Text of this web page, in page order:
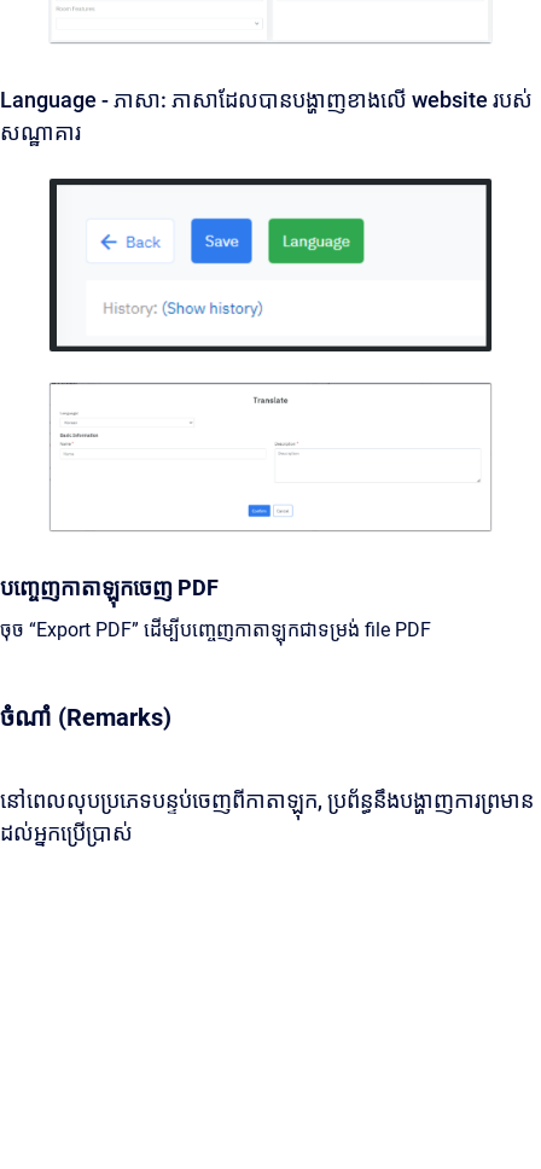
Language - ភាសា: ភាសាដែលបានបង្ហាញខាងលើ website របស់
សណ្ឋាគារ
បញ្ចេញកាតាឡុកចេញ PDF
ចុច “Export PDF” ដើម្បីបញ្ចេញកាតាឡុកជាទម្រង់ file PDF
ចំណាំ (Remarks)
នៅពេលលុបប្រភេទបន្ទប់ចេញពីកាតាឡុក, ប្រព័ន្ធនឹងបង្ហាញការព្រមាន
ដល់អ្នកប្រើប្រាស់